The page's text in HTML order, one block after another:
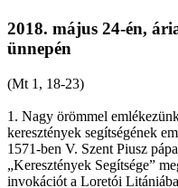
2018. május 24-én,
ünnepén
(Mt 1, 18-23)
1. Nagy örömmel
keresztények segítségének
1571-ben V. Szent Piusz
„Keresztények Segítsége”
invokációt a Loretói